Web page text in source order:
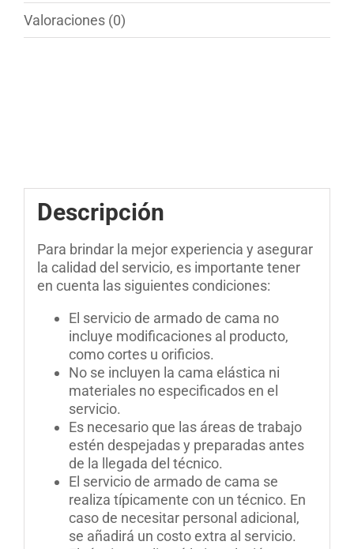
Valoraciones (0)
Descripción
Para brindar la mejor experiencia y asegurar
la calidad del servicio, es importante tener
en cuenta las siguientes condiciones:
El servicio de armado de cama no
incluye modificaciones al producto,
como cortes u orificios.
No se incluyen la cama elástica ni
materiales no especificados en el
servicio.
Es necesario que las áreas de trabajo
estén despejadas y preparadas antes
de la llegada del técnico.
El servicio de armado de cama se
realiza típicamente con un técnico. En
caso de necesitar personal adicional,
se añadirá un costo extra al servicio.